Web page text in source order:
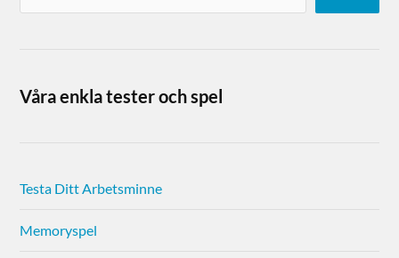
Våra enkla tester och spel
Testa Ditt Arbetsminne
Memoryspel